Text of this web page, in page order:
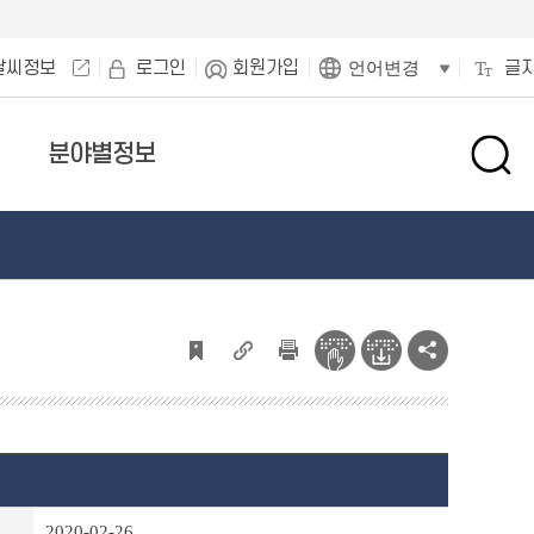
씨정보 로그인 회원가입 언어변경 글
분야별정보
검
창